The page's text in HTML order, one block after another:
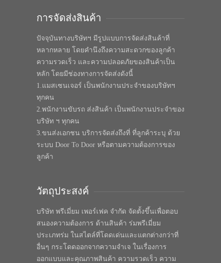
การจัดส่งสินค้า
ปัจจุบันทางบริษัทฯ มีรูปแบบการจัดส่งสินค้าที่
หลากหลาย โดยคำนึงถึงความสะดวกของลูกค้า
ความรวดเร็ว และความปลอดภัยของสินค้าเป็น
หลัก โดยมีช่องทางการจัดส่งดังนี้
1.แมสเซนเจอร์ เป็นพนักงานประจำของบริษัทฯ
ทุกคน
2.พนักงานขับรถ ส่งสินค้า เป็นพนักงานประจำของ
บริษัท ฯ ทุกคน
3.ขนส่งเอกชน บริการจัดส่งถึงที่ ที่ลูกค้าระบุ ด้วย
ระบบ Door To Door หรือตามความต้องการของ
ลูกค้า
วัตถุประสงค์
บริษัท พรีเมี่ยม เพอร์เฟค จำกัด จัดตั้งขึ้นเพื่อตอบ
สนองความต้องการ ด้านสินค้า ร่มพรีเมี่ยม
ประเภทร่ม ในสไตล์ที่โดดเด่นและแตกต่างกว่าที่
อื่นๆ กระโดดออกจากความจำเจ ในเรื่องการ
ออกแบบและคุณภาพสินค้า ความรวดเร็ว ความ